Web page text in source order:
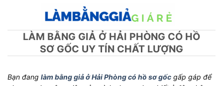
content
LÀM BẰNG GIẢ Ở HẢI PHÒNG CÓ HỒ
SƠ GỐC UY TÍN CHẤT LƯỢNG
Bạn đang làm bằng giả ở Hải Phòng có hồ sơ gốc gấp gáp để